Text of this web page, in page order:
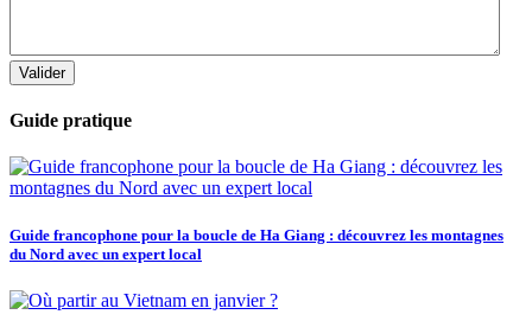
Valider
Guide pratique
Guide francophone pour la boucle de Ha Giang : découvrez les montagnes
du Nord avec un expert local